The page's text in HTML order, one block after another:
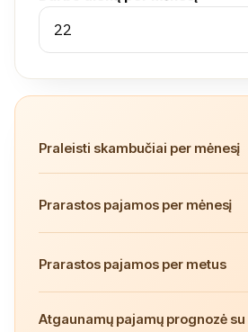
Praleisti skambučiai per mėnesį
Prarastos pajamos per mėnesį
Prarastos pajamos per metus
Atgaunamų pajamų prognozė su